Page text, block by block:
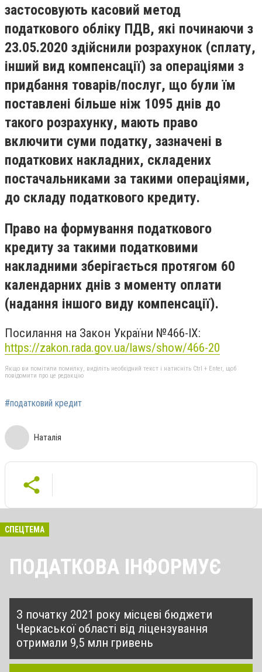
застосовують касовий метод
податкового обліку ПДВ, які починаючи з
23.05.2020 здійснили розрахунок (сплату,
інший вид компенсації) за операціями з
придбання товарів/послуг, що були їм
поставлені більше ніж 1095 днів до
такого розрахунку, мають право
включити суми податку, зазначені в
податкових накладних, складених
постачальниками за такими операціями,
до складу податкового кредиту.
Право на формування податкового
кредиту за такими податковими
накладними зберігається протягом 60
календарних днів з моменту оплати
(надання іншого виду компенсації).
Посилання на Закон України №466-ІХ:
https://zakon.rada.gov.ua/laws/show/466-20
Якщо ви помітили помилку, виділіть необхідний текст і натисніть Ctrl + Enter, щоб
повідомити про це редакцію
#податковий кредит
Наталія
СПЕЦТЕМА
ПОДАТКОВА ІНФОРМУЄ
З початку 2021 року місцеві бюджети
Черкаської області від ліцензування
отримали 9,5 млн гривень